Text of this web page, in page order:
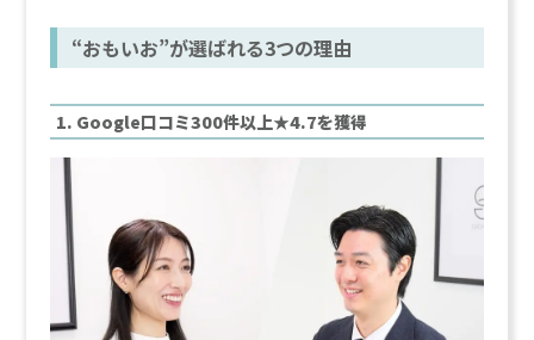
“おもいお”が選ばれる3つの理由
1. Google口コミ300件以上★4.7を獲得